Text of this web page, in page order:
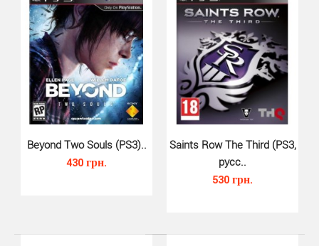
430 грн.
Beyond Two Souls (PS3)..
430 грн.
Saints Row The Third (PS3,
русс..
530 грн.